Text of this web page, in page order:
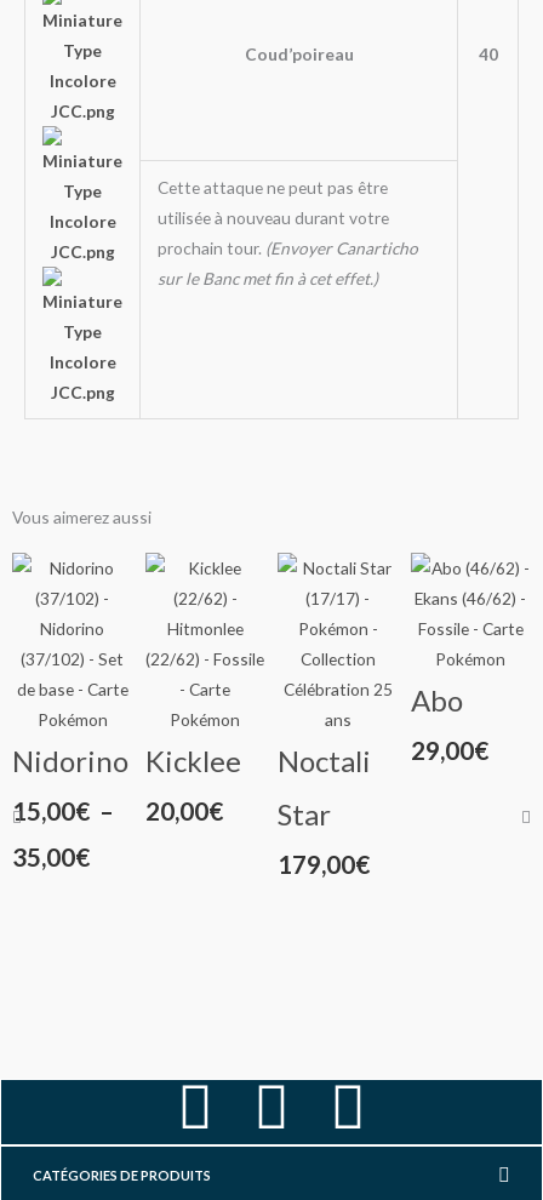
Coud’poireau 40
Cette attaque ne peut pas être
utilisée à nouveau durant votre
prochain tour. (Envoyer Canarticho
sur le Banc met fin à cet effet.)
Vous aimerez aussi
Nidorino
15,00€ –
35,00€
Plage
de
Kicklee
20,00€
Noctali
Star
179,00€
Abo
29,00€
F
a
I
Y
CATÉGORIES DE PRODUITS